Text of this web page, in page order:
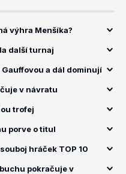
výhra Menšíka?
další turnaj
a dál dominují
v návratu
trofej
porve o titul
hráček TOP 10
pokračuje v